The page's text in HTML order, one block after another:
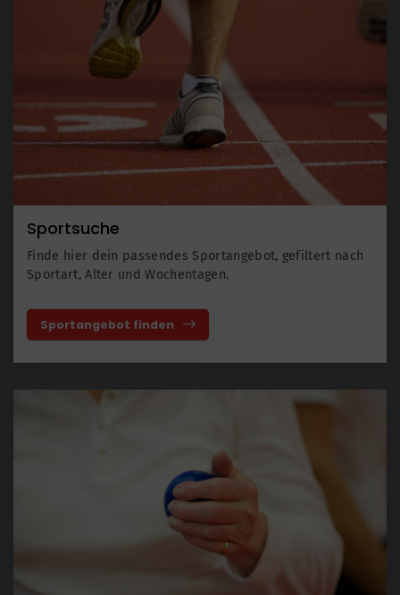
Sportsuche
Finde hier dein passendes Sportangebot, gefiltert nach
Sportart, Alter und Wochentagen.
Sportangebot finden